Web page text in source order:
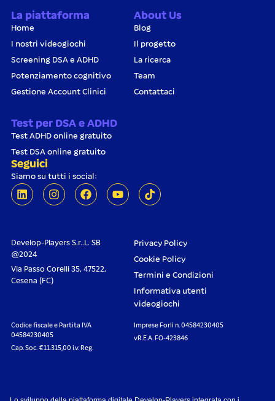
La piattaforma
Home
I nostri videogiochi
Screening DSA e ADHD
Potenziamento cognitivo
Gestione Account Clinici
About Us
Blog
Il progetto
La ricerca
Team
Contattaci
Test per DSA e ADHD
Test ADHD online gratuito
Test DSA online gratuito
Seguici
Siamo su tutti i social:
Develop-Players S.r..L. SB
@2024
Via Passo Corelli 35, 47522,
Cesena (FC)
Privacy Policy
Cookie Policy
Termini e Condizioni
Informativa utenti
videogiochi
Codice fiscale e Partita IVA
04584230405
Cap. Soc. €11.315,00 i.v. Reg.
Imprese Forlì n. 04584230405
vR.E.A. FO-423846